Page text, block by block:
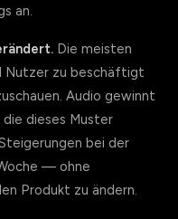
an.
Die meisten
Nutzer zu beschäftigt
Audio gewinnt
dieses Muster
bei der
— ohne
Produkt zu ändern.